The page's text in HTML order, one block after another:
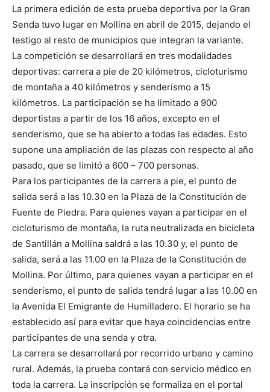
La primera edición de esta prueba deportiva por la Gran
Senda tuvo lugar en Mollina en abril de 2015, dejando el
testigo al resto de municipios que integran la variante.
La competición se desarrollará en tres modalidades
deportivas: carrera a pie de 20 kilómetros, cicloturismo
de montaña a 40 kilómetros y senderismo a 15
kilómetros. La participación se ha limitado a 900
deportistas a partir de los 16 años, excepto en el
senderismo, que se ha abierto a todas las edades. Esto
supone una ampliación de las plazas con respecto al año
pasado, que se limitó a 600 – 700 personas.
Para los participantes de la carrera a pie, el punto de
salida será a las 10.30 en la Plaza de la Constitución de
Fuente de Piedra. Para quienes vayan a participar en el
cicloturismo de montaña, la ruta neutralizada en bicicleta
de Santillán a Mollina saldrá a las 10.30 y, el punto de
salida, será a las 11.00 en la Plaza de la Constitución de
Mollina. Por último, para quienes vayan a participar en el
senderismo, el punto de salida tendrá lugar a las 10.00 en
la Avenida El Emigrante de Humilladero. El horario se ha
establecido así para evitar que haya coincidencias entre
participantes de una senda y otra.
La carrera se desarrollará por recorrido urbano y camino
rural. Además, la prueba contará con servicio médico en
toda la carrera. La inscripción se formaliza en el portal